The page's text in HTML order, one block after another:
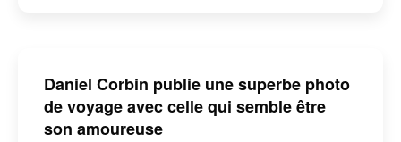
Daniel Corbin publie une superbe photo
de voyage avec celle qui semble être
son amoureuse